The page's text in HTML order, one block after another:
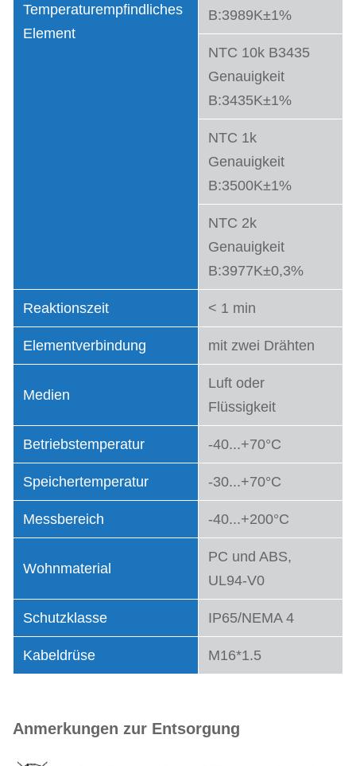
Temperaturempfindliches
Element
B:3989K±1%
NTC 10k B3435
Genauigkeit
B:3435K±1%
NTC 1k
Genauigkeit
B:3500K±1%
NTC 2k
Genauigkeit
B:3977K±0,3%
Reaktionszeit < 1 min
Elementverbindung mit zwei Drähten
Medien
Luft oder
Flüssigkeit
Betriebstemperatur -40...+70°C
Speichertemperatur -30...+70°C
Messbereich -40...+200°C
Wohnmaterial
PC und ABS,
UL94-V0
Schutzklasse IP65/NEMA 4
Kabeldrüse M16*1.5
Anmerkungen zur Entsorgung